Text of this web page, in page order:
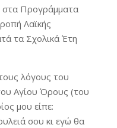
στα Προγράμματα
Λαϊκής
τα Σχολικά Έτη
λόγους του
Αγίου Όρους (του
μου είπε:
σου κι εγώ θα